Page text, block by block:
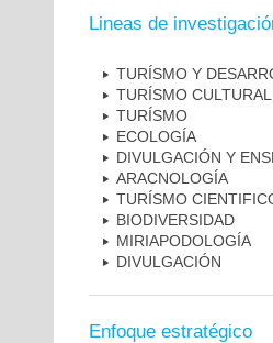
Lineas de
TURÍSMO Y
TURÍSMO CULTURAL
TURÍSMO
ECOLOGÍA
DIVULGACIÓN Y
ARACNOLOGÍA
TURÍSMO
BIODIVERSIDAD
MIRIAPODOLOGÍA
DIVULGACIÓN
Enfoque estratégico